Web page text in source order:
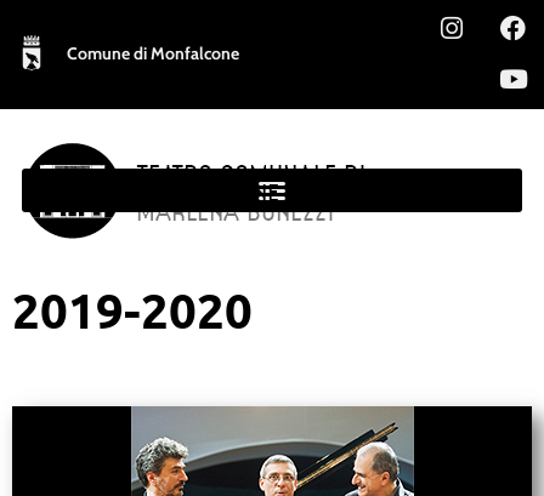
Comune di Monfalcone
TEATRO COMUNALE DI
MONFALCONE
MARLENA BONEZZI
2019-2020